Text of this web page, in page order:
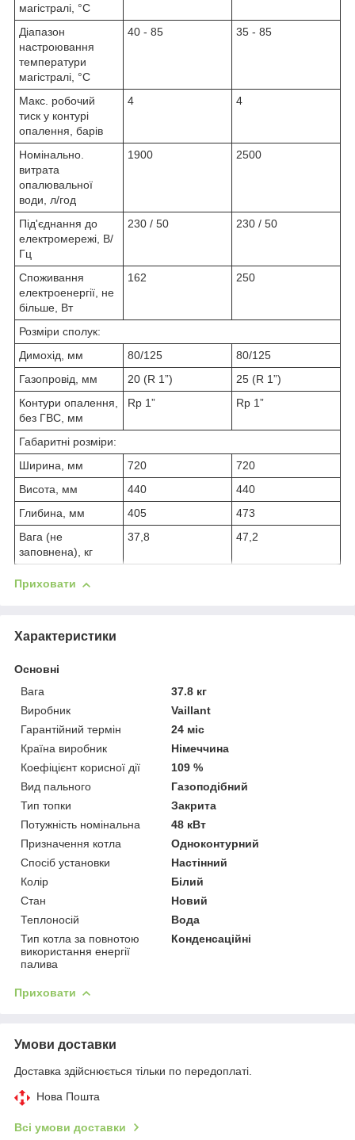
магістралі, °С
Діапазон
настроювання
температури
магістралі, °С
40 - 85 35 - 85
Макс. робочий
тиск у контурі
опалення, барів
4 4
Номінально.
витрата
опалювальної
води, л/год
1900 2500
Під'єднання до
електромережі, В/
Гц
230 / 50 230 / 50
Споживання
електроенергії, не
більше, Вт
162 250
Розміри сполук:
Димохід, мм
80/125
80/125
Газопровід, мм
20 (R 1”)
25 (R 1”)
Контури опалення,
без ГВС, мм
Rp 1” Rp 1”
Габаритні розміри:
Ширина, мм
720
720
Висота, мм
440
440
Глибина, мм
405
473
Вага (не
заповнена), кг
37,8 47,2
Приховати
Характеристики
Основні
Вага
37.8 кг
Виробник
Vaillant
Гарантійний термін
24 міс
Країна виробник
Німеччина
Коефіцієнт корисної дії
109 %
Вид пального
Газоподібний
Тип топки
Закрита
Потужність номінальна
48 кВт
Призначення котла
Одноконтурний
Спосіб установки
Настінний
Колір
Білий
Стан
Новий
Теплоносій
Вода
Тип котла за повнотою
використання енергії
палива
Конденсаційні
Приховати
Умови доставки
Доставка здійснюється тільки по передоплаті.
Нова Пошта
Всі умови доставки